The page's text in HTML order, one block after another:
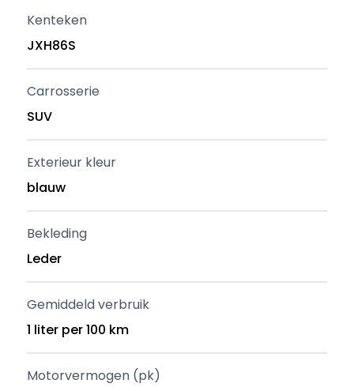
Kenteken
JXH86S
Carrosserie
SUV
Exterieur kleur
blauw
Bekleding
Leder
Gemiddeld verbruik
1 liter per 100 km
Motorvermogen (pk)